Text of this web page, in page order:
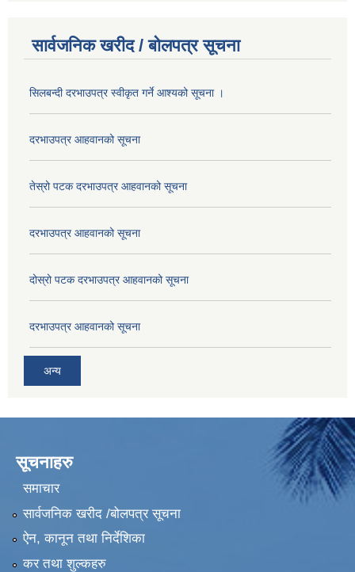
सार्वजनिक खरीद / बोलपत्र सूचना
सिलबन्दी दरभाउपत्र स्वीकृत गर्ने आश्यको सूचना ।
दरभाउपत्र आहवानको सूचना
तेस्रो पटक दरभाउपत्र आहवानको सूचना
दरभाउपत्र आहवानको सूचना
दोस्रो पटक दरभाउपत्र आहवानको सूचना
दरभाउपत्र आहवानको सूचना
अन्य
सूचनाहरु
समाचार
सार्वजनिक खरीद /बोलपत्र सूचना
ऐन, कानून तथा निर्देशिका
कर तथा शुल्कहरु